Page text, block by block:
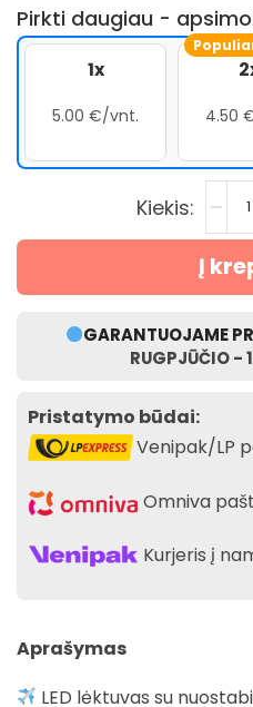
Pirkti daugiau -
1x
5.00 €/vnt. 4.50
Į
GARANTUOJAME
RUGPJŪČIO -
Pristatymo būdai:
Venipak/LP
Omniva
Kurjeris į
Aprašymas
LED lėktuvas su